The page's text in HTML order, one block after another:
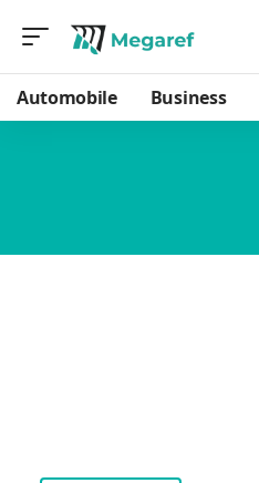
Automobile Business